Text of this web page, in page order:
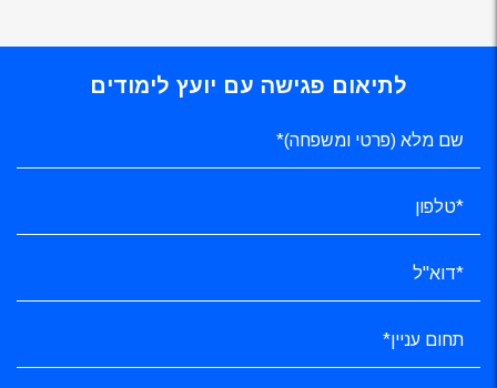
לתיאום פגישה עם יועץ לימודים